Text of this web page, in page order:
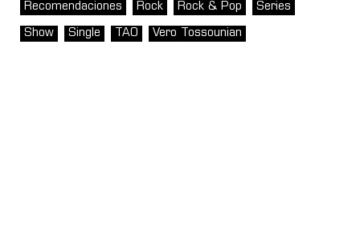
Recomendaciones Rock Rock & Pop Series
Show Single TAO Vero Tossounian